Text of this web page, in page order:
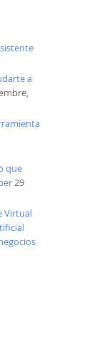
a
que
29
Virtual